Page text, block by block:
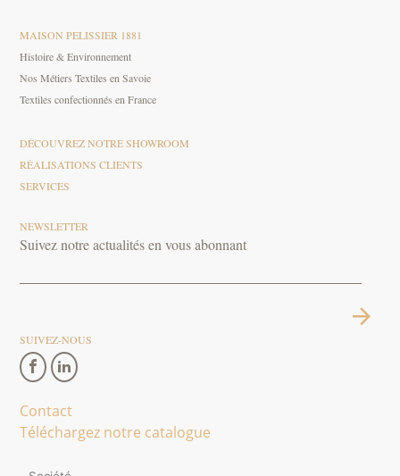
MAISON PELISSIER 1881
Histoire & Environnement
Nos Métiers Textiles en Savoie
Textiles confectionnés en France
DÉCOUVREZ NOTRE SHOWROOM
RÉALISATIONS CLIENTS
SERVICES
NEWSLETTER
Suivez notre actualités en vous abonnant
SUIVEZ-NOUS
Contact
Téléchargez notre catalogue